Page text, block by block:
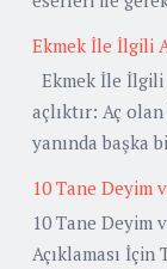
Ekmek İle İlgili
Ekmek İle İlgili
açlıktır: Aç
yanında başka
10 Tane Deyim
10 Tane Deyim
Açıklaması İçin